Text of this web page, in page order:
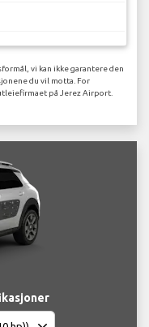
vi kan ikke garantere den
du vil motta. For
på Jerez Airport.